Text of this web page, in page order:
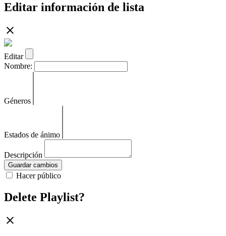
Editar información de lista
Editar
Nombre:
Géneros
Estados de ánimo
Descripción
Guardar cambios
Hacer público
Delete Playlist?